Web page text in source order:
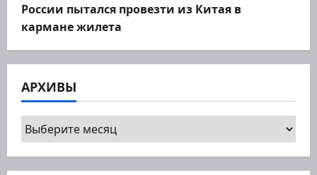
России пытался провезти из Китая в
кармане жилета
АРХИВЫ
Архивы